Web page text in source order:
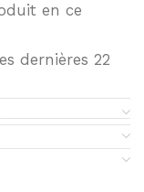
en ce
dernières 22